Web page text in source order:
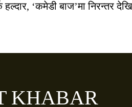
हल्दार, ‘कमेडी बाज’मा निरन्तर
KHABAR